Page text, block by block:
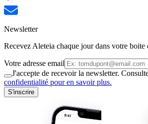
Newsletter
Recevez Aleteia chaque jour dans votre boite
Votre adresse email
J'accepte de recevoir la newsletter.
confidentialité pour en savoir plus.
S'inscrire